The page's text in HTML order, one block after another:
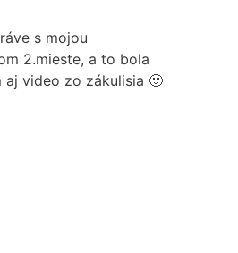
s mojou
2.mieste, a to bola
video zo zákulisia 🙂